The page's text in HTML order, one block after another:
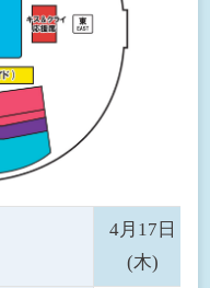
4月17日
(木)